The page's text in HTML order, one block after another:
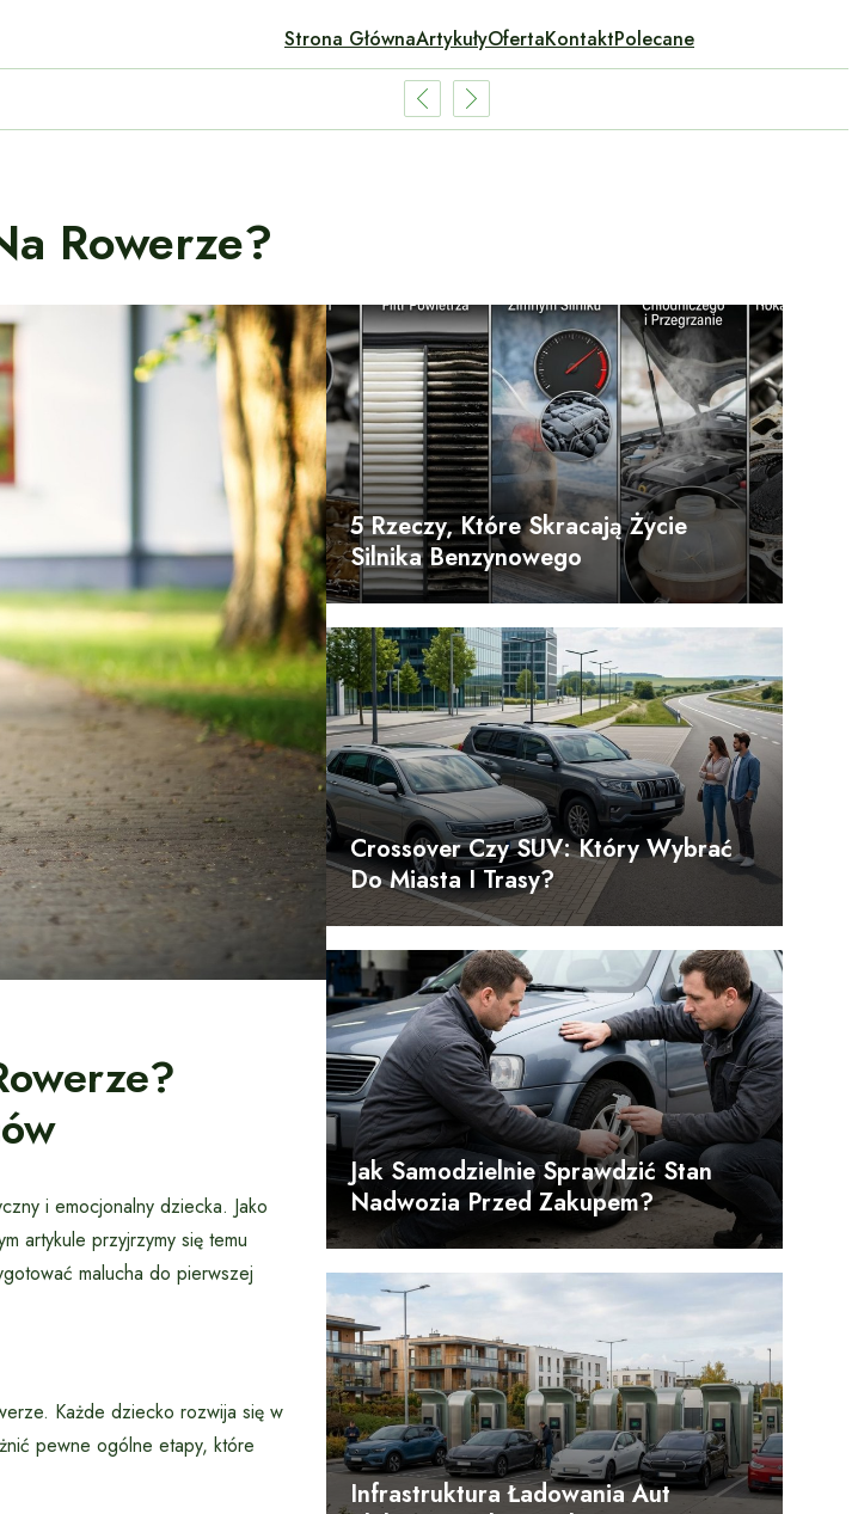
Strona GłównaArtykułyOfertaKontaktPolecane
Rowerze?
i emocjonalny dziecka. Jako
artykule przyjrzymy się temu
malucha do pierwszej
Każde dziecko rozwija się w
pewne ogólne etapy, które
5 Rzeczy, Które Skracają Życie
Silnika Benzynowego
Crossover Czy SUV: Który Wybrać
Do Miasta I Trasy?
Jak Samodzielnie Sprawdzić Stan
Nadwozia Przed Zakupem?
Infrastruktura Ładowania Aut